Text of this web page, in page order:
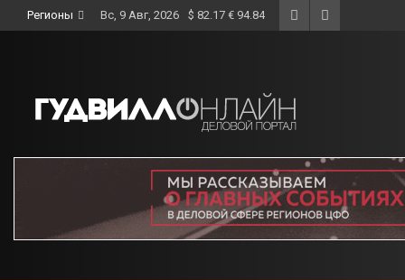
to
Регионы Вс, 9 Авг, 2026 $ 82.17 € 94.84